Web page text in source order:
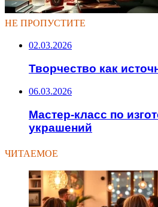
НЕ ПРОПУСТИТЕ
02.03.2026
Творчество как
06.03.2026
Мастер-класс по
украшений
ЧИТАЕМОЕ